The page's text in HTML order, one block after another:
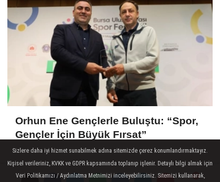
Orhun Ene Gençlerle Buluştu: “Spor,
Gençler İçin Büyük Fırsat”
Sizlere daha iyi hizmet sunabilmek adına sitemizde çerez konumlandırmaktayız.
Kişisel verileriniz, KVKK ve GDPR kapsamında toplanıp işlenir. Detaylı bilgi almak için
Veri Politikamızı / Aydınlatma Metnimizi inceleyebilirsiniz. Sitemizi kullanarak,